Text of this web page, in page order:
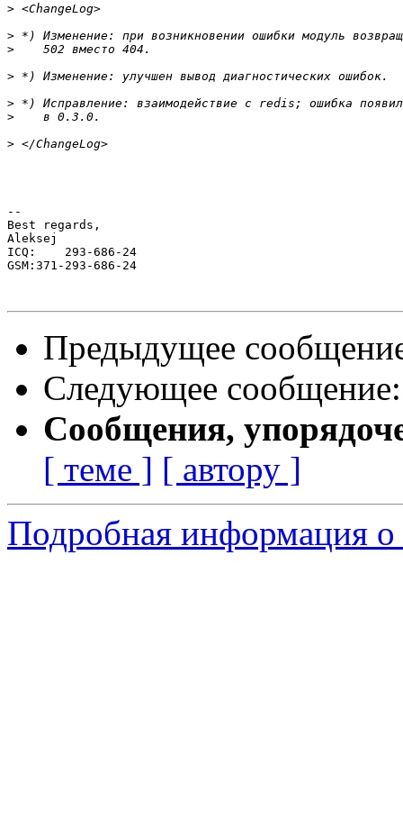
>
>
>
>
>
>
>
--
Best regards,
Aleksej
ICQ:    293-686-24
GSM:371-293-686-24
Предыдущее
Следующее
Сообщения,
[ теме ] [ автору ]
Подробная информация